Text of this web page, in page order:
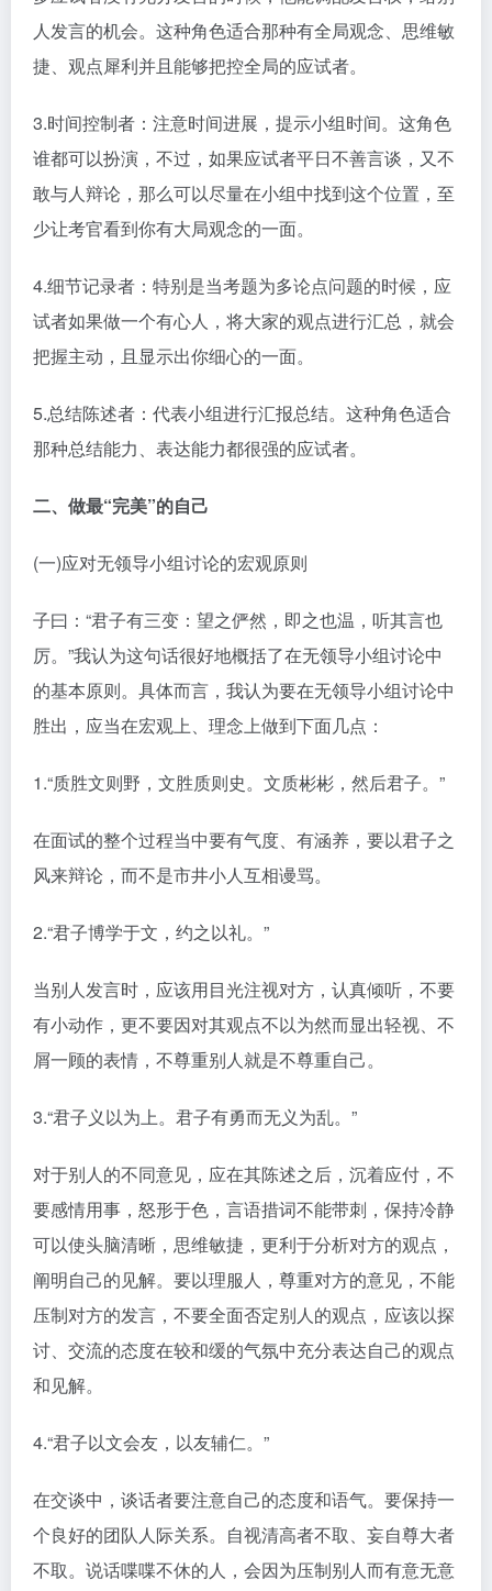
人发言的机会。这种角色适合那种有全局观念、思维敏
捷、观点犀利并且能够把控全局的应试者。
3.时间控制者：注意时间进展，提示小组时间。这角色
谁都可以扮演，不过，如果应试者平日不善言谈，又不
敢与人辩论，那么可以尽量在小组中找到这个位置，至
少让考官看到你有大局观念的一面。
4.细节记录者：特别是当考题为多论点问题的时候，应
试者如果做一个有心人，将大家的观点进行汇总，就会
把握主动，且显示出你细心的一面。
5.总结陈述者：代表小组进行汇报总结。这种角色适合
那种总结能力、表达能力都很强的应试者。
二、做最“完美”的自己
(一)应对无领导小组讨论的宏观原则
子曰：“君子有三变：望之俨然，即之也温，听其言也
厉。”我认为这句话很好地概括了在无领导小组讨论中
的基本原则。具体而言，我认为要在无领导小组讨论中
胜出，应当在宏观上、理念上做到下面几点：
1.“质胜文则野，文胜质则史。文质彬彬，然后君子。”
在面试的整个过程当中要有气度、有涵养，要以君子之
风来辩论，而不是市井小人互相谩骂。
2.“君子博学于文，约之以礼。”
当别人发言时，应该用目光注视对方，认真倾听，不要
有小动作，更不要因对其观点不以为然而显出轻视、不
屑一顾的表情，不尊重别人就是不尊重自己。
3.“君子义以为上。君子有勇而无义为乱。”
对于别人的不同意见，应在其陈述之后，沉着应付，不
要感情用事，怒形于色，言语措词不能带刺，保持冷静
可以使头脑清晰，思维敏捷，更利于分析对方的观点，
阐明自己的见解。要以理服人，尊重对方的意见，不能
压制对方的发言，不要全面否定别人的观点，应该以探
讨、交流的态度在较和缓的气氛中充分表达自己的观点
和见解。
4.“君子以文会友，以友辅仁。”
在交谈中，谈话者要注意自己的态度和语气。要保持一
个良好的团队人际关系。自视清高者不取、妄自尊大者
不取。说话喋喋不休的人，会因为压制别人而有意无意